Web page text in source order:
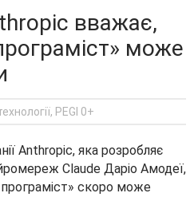
вважає,
може
, PEGI 0+
Anthropic, яка розробляє
Claude Даріо Амодеї,
скоро може